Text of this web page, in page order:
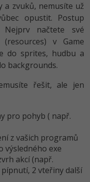
a zvuků, nemusíte už
opustit. Postup
Nejprv načtete své
v Game
do sprites, hudbu a
backgrounds.
řešit, ale jen
pro pohyb ( např.
z vašich programů
výsledného exe
akcí (např.
2 vteřiny další